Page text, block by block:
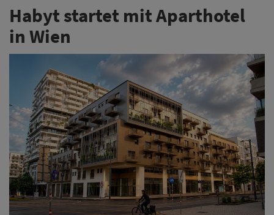
Habyt startet mit Aparthotel
in Wien